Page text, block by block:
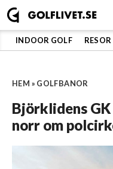
Hoppa
till
innehållINDOOR GOLF RESOR
HEM » GOLFBANOR
Björklidens
norr om